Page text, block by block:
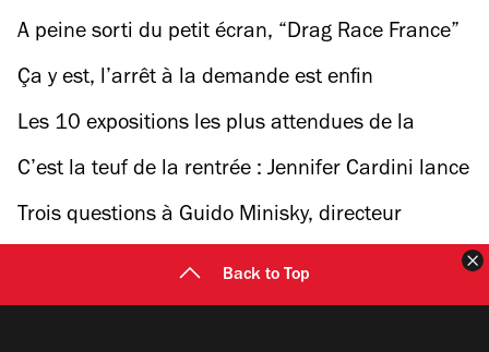
A peine sorti du petit écran, “Drag Race France”
débarque sur scène
Ça y est, l’arrêt à la demande est enfin
généralisé dans les bus parisiens !
Les 10 expositions les plus attendues de la
rentrée 2023
C’est la teuf de la rentrée : Jennifer Cardini lance
une résidence célébrant les scènes queers et la
culture club
Trois questions à Guido Minisky, directeur
Back to Top